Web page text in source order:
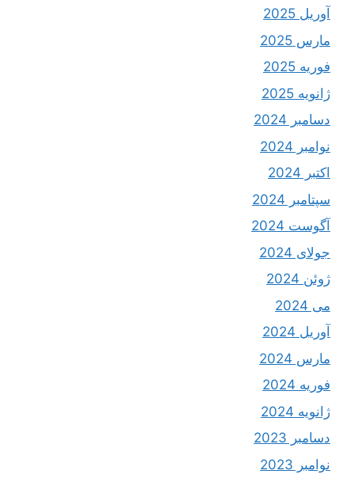
آوریل 2025
مارس 2025
فوریه 2025
ژانویه 2025
دسامبر 2024
نوامبر 2024
اکتبر 2024
سپتامبر 2024
آگوست 2024
جولای 2024
ژوئن 2024
می 2024
آوریل 2024
مارس 2024
فوریه 2024
ژانویه 2024
دسامبر 2023
نوامبر 2023